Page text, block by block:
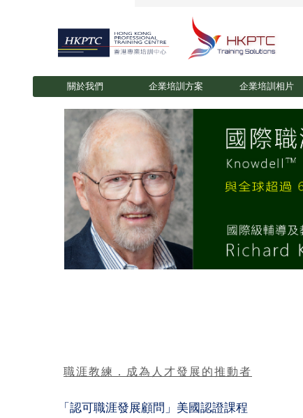
「 認可職涯發展顧問」美國認證課程
關於我們 企業培訓方案 企業培訓相片
職涯教練．成為人才發展的推動者